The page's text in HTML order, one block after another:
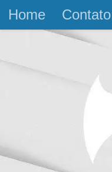
Skip to content
Home Contato